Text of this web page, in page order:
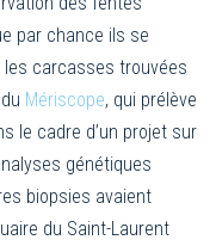
par chance ils se
carcasses trouvées
Mériscope, qui prélève
le cadre d’un projet sur
génétiques
biopsies avaient
du Saint-Laurent